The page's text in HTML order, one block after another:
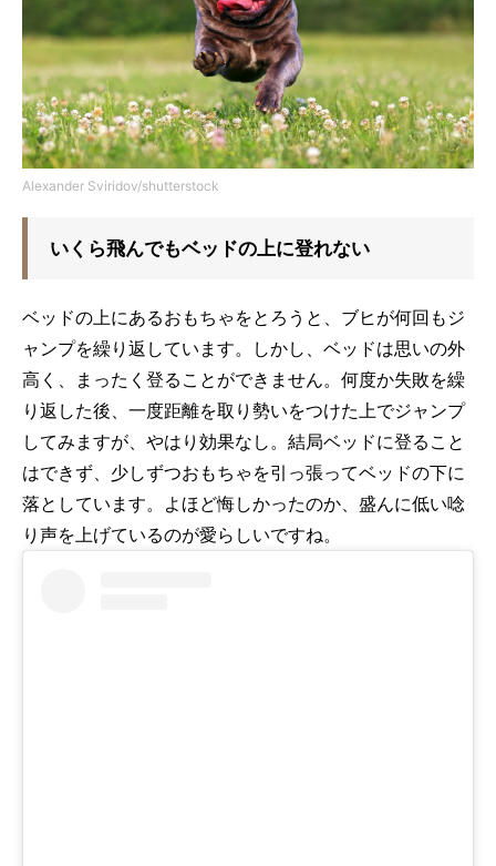
Alexander Sviridov/shutterstock
いくら飛んでもベッドの上に登れない
ベッドの上にあるおもちゃをとろうと、ブヒが何回もジ
ャンプを繰り返しています。しかし、ベッドは思いの外
高く、まったく登ることができません。何度か失敗を繰
り返した後、一度距離を取り勢いをつけた上でジャンプ
してみますが、やはり効果なし。結局ベッドに登ること
はできず、少しずつおもちゃを引っ張ってベッドの下に
落としています。よほど悔しかったのか、盛んに低い唸
り声を上げているのが愛らしいですね。